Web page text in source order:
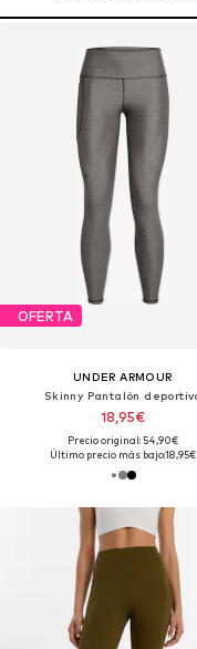
OFERTA
UNDER ARMOUR
Skinny Pantalón
18,95€
Precio original: 54,90€
Último precio más bajo:18,95€